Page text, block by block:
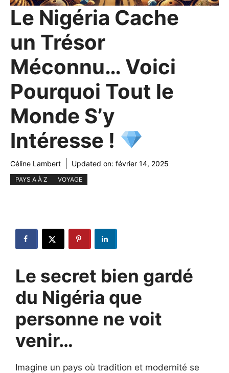
Le Nigéria Cache
un Trésor
Méconnu… Voici
Pourquoi Tout le
Monde S’y
Intéresse !
Céline Lambert Updated on: février 14, 2025
PAYS A À Z VOYAGE
Le secret bien gardé
du Nigéria que
personne ne voit
venir…
Imagine un pays où tradition et modernité se